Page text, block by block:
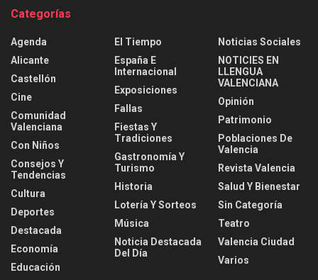
Categorías
Agenda
Alicante
Castellón
Cine
Comunidad
Valenciana
Con Niños
Consejos Y
Tendencias
Cultura
Deportes
Destacada
Economía
Educación
El Tiempo
España E
Internacional
Exposiciones
Fallas
Fiestas Y
Tradiciones
Gastronomía Y
Turismo
Historia
Lotería Y Sorteos
Música
Noticia Destacada
Del Día
Noticias Sociales
NOTICIES EN
LLENGUA
VALENCIANA
Opinión
Patrimonio
Poblaciones De
Valencia
Revista Valencia
Salud Y Bienestar
Sin Categoría
Teatro
Valencia Ciudad
Varios